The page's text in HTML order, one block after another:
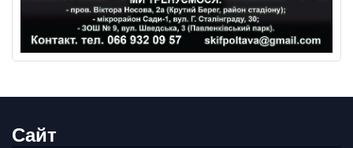
Сайт